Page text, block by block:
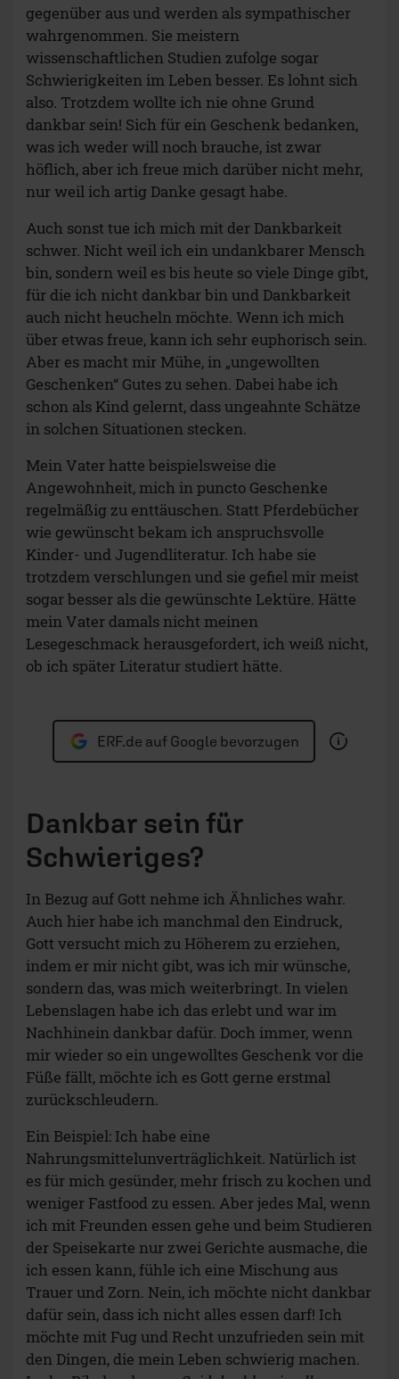
gegenüber aus und werden als sympathischer
wahrgenommen. Sie meistern
wissenschaftlichen Studien zufolge sogar
Schwierigkeiten im Leben besser. Es lohnt sich
also. Trotzdem wollte ich nie ohne Grund
dankbar sein! Sich für ein Geschenk bedanken,
was ich weder will noch brauche, ist zwar
höflich, aber ich freue mich darüber nicht mehr,
nur weil ich artig Danke gesagt habe.
Auch sonst tue ich mich mit der Dankbarkeit
schwer. Nicht weil ich ein undankbarer Mensch
bin, sondern weil es bis heute so viele Dinge gibt,
für die ich nicht dankbar bin und Dankbarkeit
auch nicht heucheln möchte. Wenn ich mich
über etwas freue, kann ich sehr euphorisch sein.
Aber es macht mir Mühe, in „ungewollten
Geschenken“ Gutes zu sehen. Dabei habe ich
schon als Kind gelernt, dass ungeahnte Schätze
in solchen Situationen stecken.
Mein Vater hatte beispielsweise die
Angewohnheit, mich in puncto Geschenke
regelmäßig zu enttäuschen. Statt Pferdebücher
wie gewünscht bekam ich anspruchsvolle
Kinder- und Jugendliteratur. Ich habe sie
trotzdem verschlungen und sie gefiel mir meist
sogar besser als die gewünschte Lektüre. Hätte
mein Vater damals nicht meinen
Lesegeschmack herausgefordert, ich weiß nicht,
ob ich später Literatur studiert hätte.
ERF.de auf Google bevorzugen
Dankbar sein für
Schwieriges?
In Bezug auf Gott nehme ich Ähnliches wahr.
Auch hier habe ich manchmal den Eindruck,
Gott versucht mich zu Höherem zu erziehen,
indem er mir nicht gibt, was ich mir wünsche,
sondern das, was mich weiterbringt. In vielen
Lebenslagen habe ich das erlebt und war im
Nachhinein dankbar dafür. Doch immer, wenn
mir wieder so ein ungewolltes Geschenk vor die
Füße fällt, möchte ich es Gott gerne erstmal
zurückschleudern.
Ein Beispiel: Ich habe eine
Nahrungsmittelunverträglichkeit. Natürlich ist
es für mich gesünder, mehr frisch zu kochen und
weniger Fastfood zu essen. Aber jedes Mal, wenn
ich mit Freunden essen gehe und beim Studieren
der Speisekarte nur zwei Gerichte ausmache, die
ich essen kann, fühle ich eine Mischung aus
Trauer und Zorn. Nein, ich möchte nicht dankbar
dafür sein, dass ich nicht alles essen darf! Ich
möchte mit Fug und Recht unzufrieden sein mit
den Dingen, die mein Leben schwierig machen.